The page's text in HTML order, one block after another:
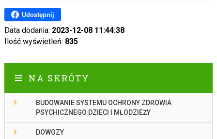
Udostępnij
Data dodania: 2023-12-08 11:44:38
Ilość wyświetleń: 835
NA SKRÓTY
BUDOWANIE SYSTEMU OCHRONY ZDROWIA
PSYCHICZNEGO DZIECI I MŁODZIEŻY
DOWOZY